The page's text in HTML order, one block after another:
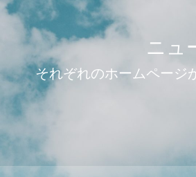
ニュ
それぞれのホームページ